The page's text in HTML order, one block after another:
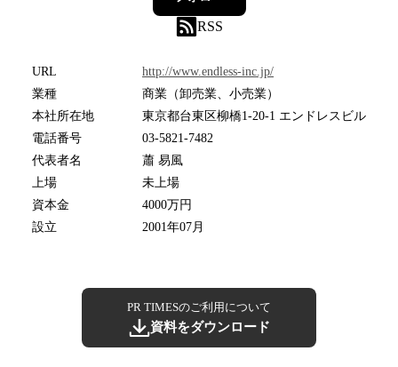
RSS
URL
http://www.endless-inc.jp/
業種
商業（卸売業、小売業）
本社所在地
東京都台東区柳橋1-20-1 エンドレスビル
電話番号
03-5821-7482
代表者名
蕭 易風
上場
未上場
資本金
4000万円
設立
2001年07月
PR TIMESのご利用について
資料をダウンロード